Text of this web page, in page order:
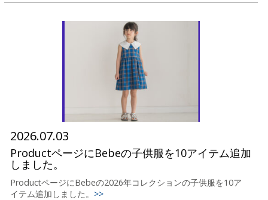
2026.07.03
ProductページにBebeの子供服を10アイテム追加
しました。
ProductページにBebeの2026年コレクションの子供服を10ア
イテム追加しました。 >>